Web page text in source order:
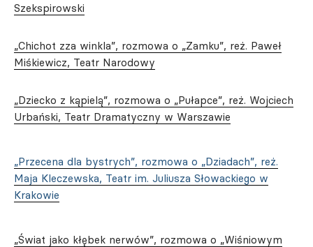
Szekspirowski
„Chichot zza winkla”, rozmowa o „Zamku”, reż. Paweł
Miśkiewicz, Teatr Narodowy
„Dziecko z kąpielą”, rozmowa o „Pułapce”, reż. Wojciech
Urbański, Teatr Dramatyczny w Warszawie
„Przecena dla bystrych”, rozmowa o „Dziadach”, reż.
Maja Kleczewska, Teatr im. Juliusza Słowackiego w
Krakowie
„Świat jako kłębek nerwów”, rozmowa o „Wiśniowym